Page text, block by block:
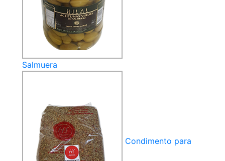
Salmuera
Condimento para